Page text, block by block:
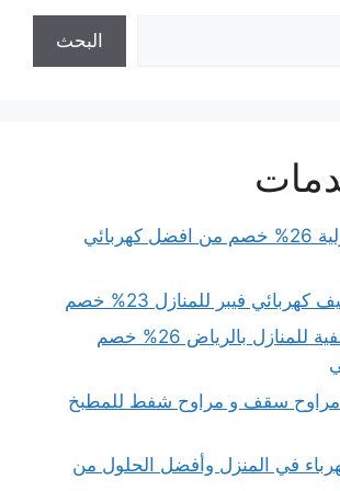
البحث
انارة حدائق منزلية 26% خصم من افضل كهربائي
فيبر للمنازل 23% خصم
تركيب إنارة سقفية للمنازل بالرياض 26% خصم
مراوح سقف و مراوح شفط للمطبخ
في المنزل وأفضل الحلول من